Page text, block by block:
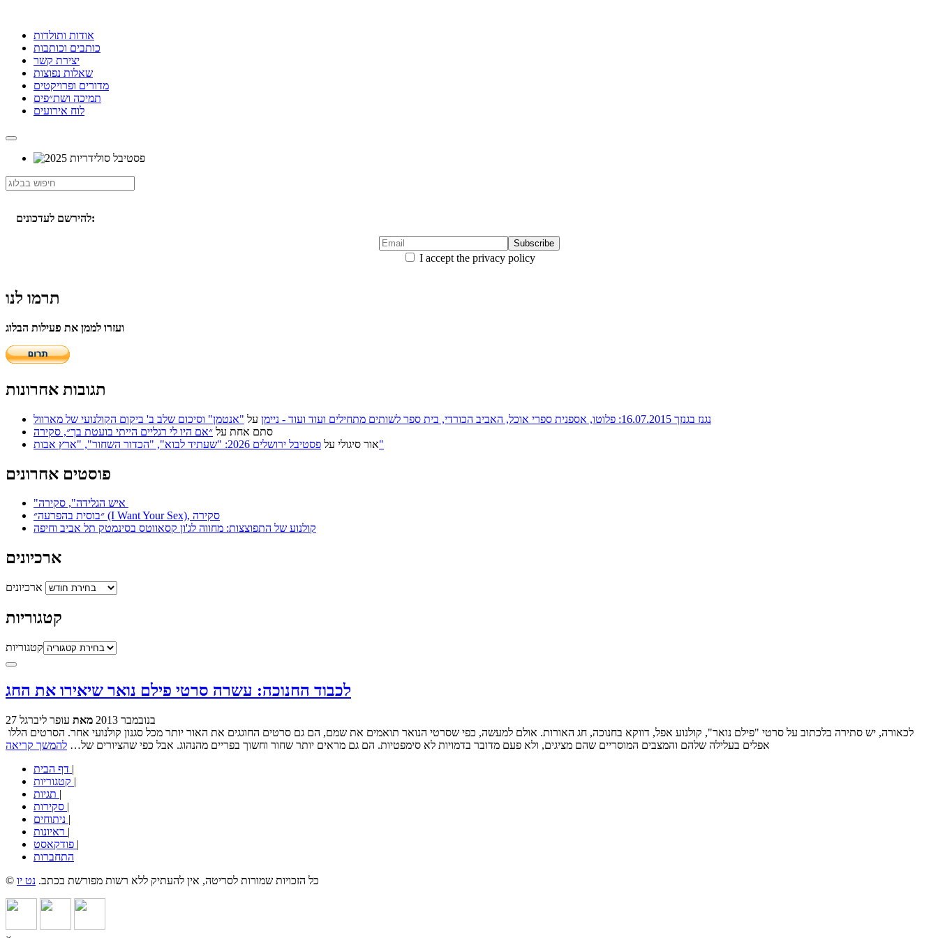
אודות ותולדות
כותבים וכותבות
יצירת קשר
שאלות נפוצות
מדורים ופרויקטים
תמיכה ושת״פים
לוח אירועים
להירשם לעדכונים:
I accept the privacy policy
תרמו לנו
ועזרו לממן את פעילות הבלוג
תגובות אחרונות
נגנז בגנזך 16.07.2015: פלוטו, אספנית ספרי אוכל, האביב הכורדי, בית ספר לשותים מתחילים ועוד ועוד - ניימן על "אנטמן" וסיכום שלב ב' ביקום הקולנועי של מארוול
סתם אחת על ״אם היו לי רגליים הייתי בועטת בך״, סקירה
אור סיגולי על פסטיבל ירושלים 2026: "שעתיד לבוא", "הכדור השחור", "ארץ אבות"
פוסטים אחרונים
״בוסית בהפרעה״ (I Want Your Sex), סקירה
קולנוע של התפוצצות: מחווה לג'ון קסאווטס בסינמטק תל אביב וחיפה
ארכיונים
ארכיונים
קטגוריות
קטגוריות
לכבוד החנוכה: עשרה סרטי פילם נואר שיאירו את החג
27 בנובמבר 2013 מאת עופר ליברגל
אפלים בעלילה שלהם והמצבים המוסריים שהם מציגים, ולא פעם מדובר בדמויות לא סימפטיות. הם גם מראים יותר שחור וחשוך בפריים מהנהוג. אבל כפי שהציורים של… להמשך קריאה
|
|
|
|
|
|
|
התחברות
© כל הזכויות שמורות לסריטה, אין להעתיק ללא רשות מפורשת בכתב. נט יו